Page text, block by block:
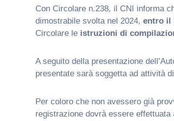
Con Circolare n.238, il CNI informa
dimostrabile svolta nel 2024, entro il
Circolare le istruzioni di
A seguito della presentazione
presentate sarà soggetta ad attività
Per coloro che non avessero già
registrazione dovrà essere effettuata